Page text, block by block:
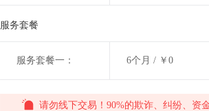
服务套餐
服务套餐一： 6个月 / ￥0
请勿线下交易！90%的欺诈、纠纷、资